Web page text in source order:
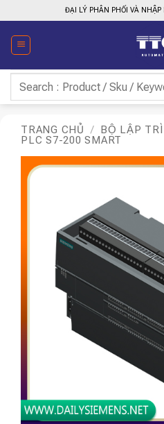
qua
nội
dung
ĐẠI LÝ PHÂN PHỐI VÀ NHẬP
kiếm:
TRANG CHỦ / BỘ LẬP
PLC S7-200 SMART